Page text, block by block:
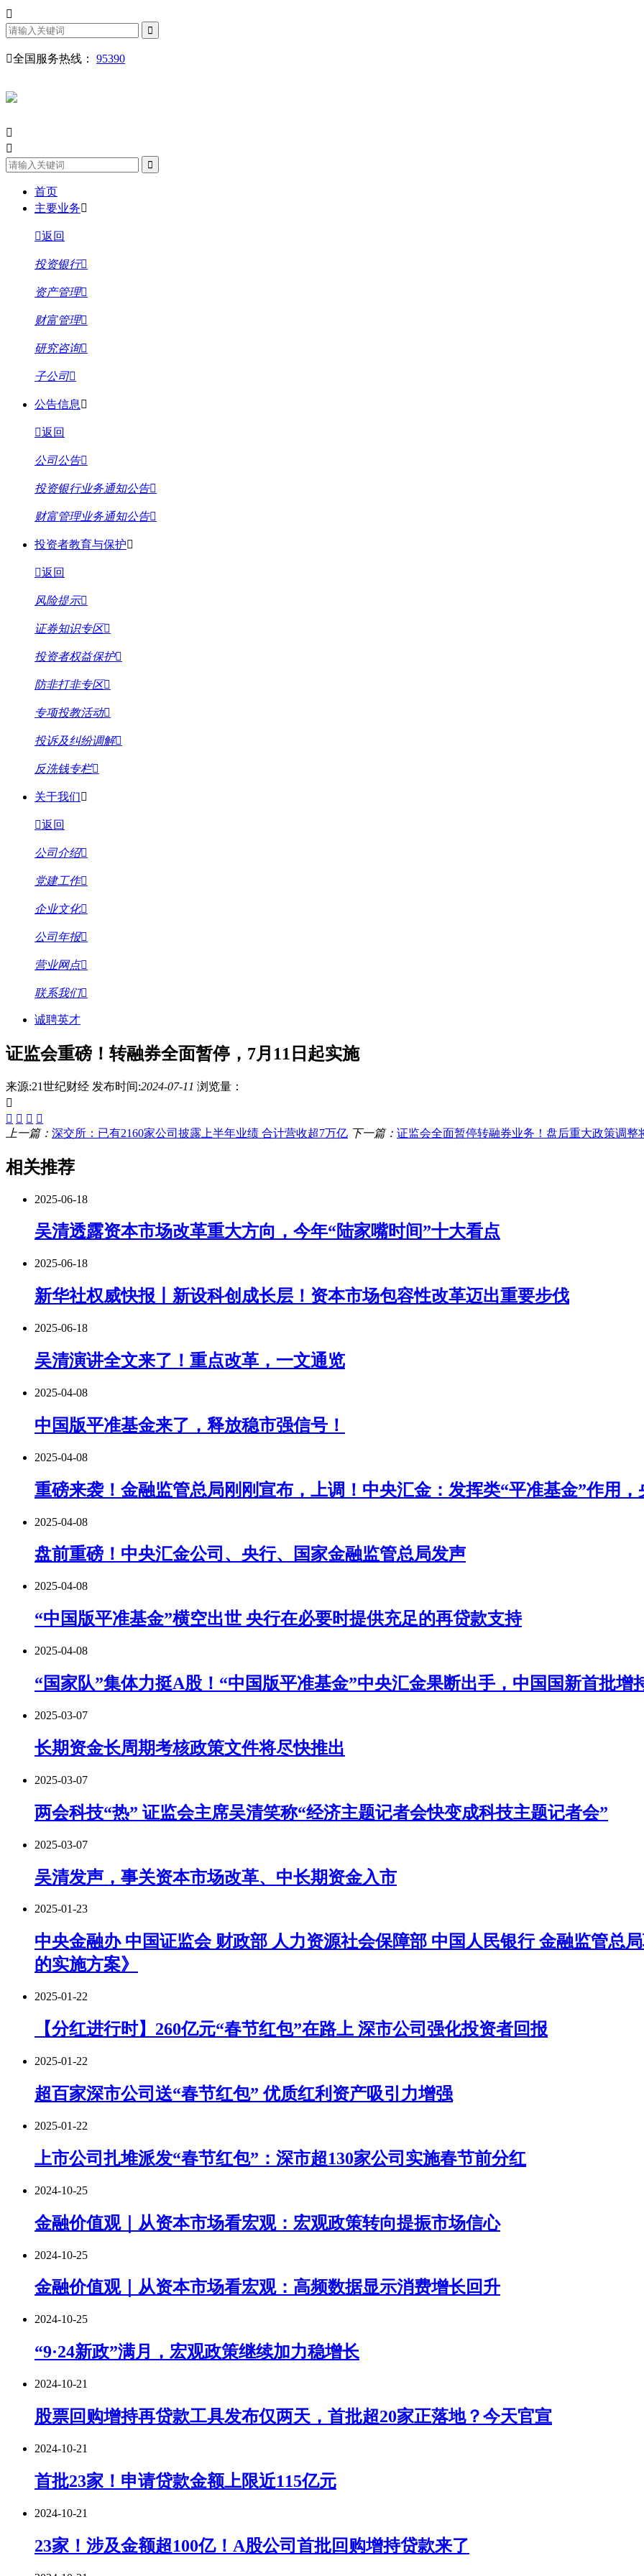
全国服务热线： 95390
首页
主要业务
返回
投资银行
资产管理
财富管理
研究咨询
子公司
公告信息
返回
公司公告
投资银行业务通知公告
财富管理业务通知公告
投资者教育与保护
返回
风险提示
证券知识专区
投资者权益保护
防非打非专区
专项投教活动
投诉及纠纷调解
反洗钱专栏
关于我们
返回
公司介绍
党建工作
企业文化
公司年报
营业网点
联系我们
诚聘英才
证监会重磅！转融券全面暂停，7月11日起实施
来源:21世纪财经 发布时间:2024-07-11 浏览量：
上一篇： 深交所：已有2160家公司披露上半年业绩 合计营收超7万亿 下一篇： 证监会全面暂停转融券业务！盘后重大政策调整
相关推荐
2025-06-18
吴清透露资本市场改革重大方向，今年“陆家嘴时间”十大看点
2025-06-18
新华社权威快报丨新设科创成长层！资本市场包容性改革迈出重要步伐
2025-06-18
吴清演讲全文来了！重点改革，一文通览
2025-04-08
中国版平准基金来了，释放稳市强信号！
2025-04-08
重磅来袭！金融监管总局刚刚宣布，上调！中央汇金：发挥类“平准基金”作用
2025-04-08
盘前重磅！中央汇金公司、央行、国家金融监管总局发声
2025-04-08
“中国版平准基金”横空出世 央行在必要时提供充足的再贷款支持
2025-04-08
“国家队”集体力挺A股！“中国版平准基金”中央汇金果断出手，中国国新首批增
2025-03-07
长期资金长周期考核政策文件将尽快推出
2025-03-07
两会科技“热” 证监会主席吴清笑称“经济主题记者会快变成科技主题记者会”
2025-03-07
吴清发声，事关资本市场改革、中长期资金入市
2025-01-23
中央金融办 中国证监会 财政部 人力资源社会保障部 中国人民银行 金融监管总
的实施方案》
2025-01-22
【分红进行时】260亿元“春节红包”在路上 深市公司强化投资者回报
2025-01-22
超百家深市公司送“春节红包” 优质红利资产吸引力增强
2025-01-22
上市公司扎堆派发“春节红包”：深市超130家公司实施春节前分红
2024-10-25
金融价值观｜从资本市场看宏观：宏观政策转向提振市场信心
2024-10-25
金融价值观｜从资本市场看宏观：高频数据显示消费增长回升
2024-10-25
“9·24新政”满月，宏观政策继续加力稳增长
2024-10-21
股票回购增持再贷款工具发布仅两天，首批超20家正落地？今天官宣
2024-10-21
首批23家！申请贷款金额上限近115亿元
2024-10-21
23家！涉及金额超100亿！A股公司首批回购增持贷款来了